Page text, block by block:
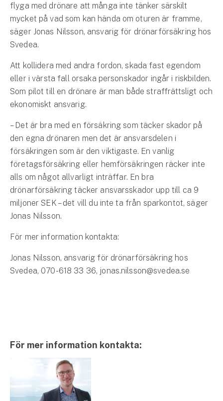
Fritidshusförsäkring
Företag
Företagsförsäkring
Bilförsäkring för företag
Släpvagnsförsäkring
Drönarförsäkring
För förmedlare
Gruppförsäkringar
Kommunolycksfall
Försäkring via förmedlare
flyga med drönare att många inte tänker särskilt
mycket på vad som kan hända om oturen är framme,
säger Jonas Nilsson, ansvarig för drönarförsäkring hos
Svedea.
Att kollidera med andra fordon, skada fast egendom
eller i värsta fall orsaka personskador ingår i riskbilden.
Som pilot till en drönare är man både straffrättsligt och
ekonomiskt ansvarig.
– Det är bra med en försäkring som täcker skador på
den egna drönaren men det är ansvarsdelen i
försäkringen som är den viktigaste. En vanlig
företagsförsäkring eller hemförsäkringen räcker inte
alls om något allvarligt inträffar. En bra
drönarförsäkring täcker ansvarsskador upp till ca 9
miljoner SEK – det vill du inte ta från sparkontot, säger
Jonas Nilsson.
För mer information kontakta:
Jonas Nilsson, ansvarig för drönarförsäkring hos
Svedea, 070-618 33 36, jonas.nilsson@svedea.se
För mer information kontakta: